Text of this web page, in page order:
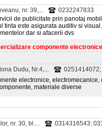
nr. 39,...
0232247833
de publicitate prin panotaj
tinta este asigurata auditiv si
dar si afacerii dvs
componente electronice
Dudu, Nr.4,...
electronice, electromecanice,
materiale diverse
nr. 30, bl....
0314316543;